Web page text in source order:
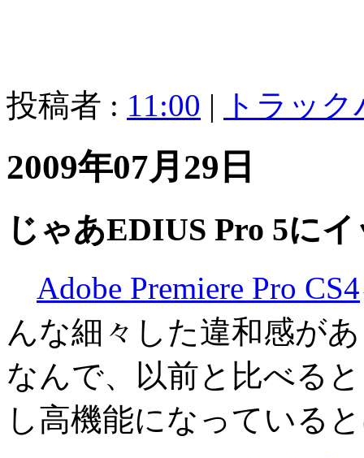
投稿者 : 11:00 | トラッ
2009年07月29日
じゃあEDIUS Pro 5に
Adobe Premiere Pro CS4
んな細々した違和感が
なんで、以前と比べる
し高機能になっている